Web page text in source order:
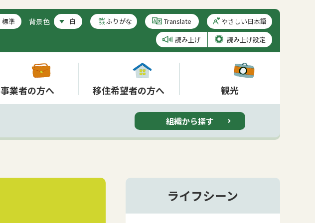
背景色 ふりがな
やさしい日本語
読み上げ
読み上げ設定
事業者の方へ 移住希望者の方へ 観光
組織から探す
ライフシーン